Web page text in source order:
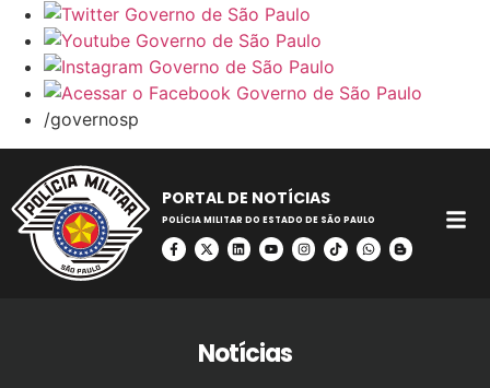
/governosp
PORTAL DE NOTÍCIAS
POLÍCIA MILITAR DO ESTADO DE SÃO PAULO
Notícias